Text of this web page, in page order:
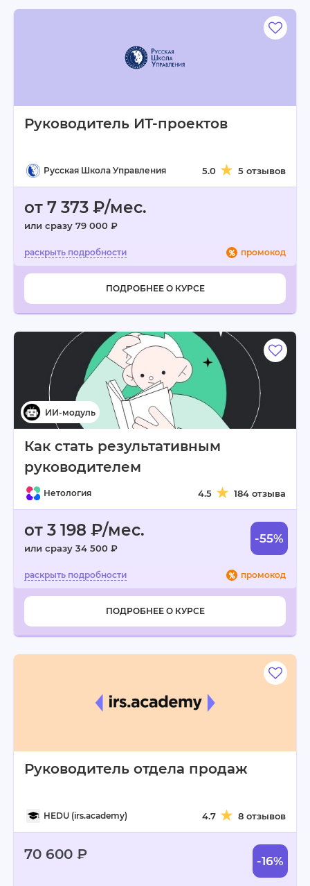
Руководитель ИТ-проектов
Русская Школа Управления 5.0 5 отзывов
от 7 373 ₽/мес.
или сразу 79 000 ₽
промокод
ПОДРОБНЕЕ О КУРСЕ
Как стать результативным
руководителем
Нетология 4.5 184 отзыва
от 3 198 ₽/мес.
или сразу 34 500 ₽
-55%
промокод
ПОДРОБНЕЕ О КУРСЕ
Руководитель отдела продаж
HEDU (irs.academy) 4.7 8 отзывов
70 600 ₽ -16%